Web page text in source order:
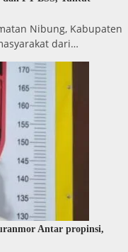
Nibung, Kabupaten
dari…
Antar propinsi,